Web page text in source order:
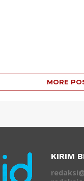
MORE
KIRIM